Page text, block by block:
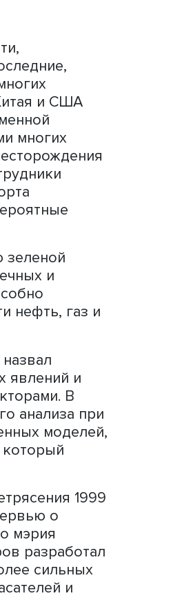
нефти,
Последние,
многих
Китая и США
современной
многих
что месторождения
Сотрудники
импорта
его вероятные
зеленой
солнечных и